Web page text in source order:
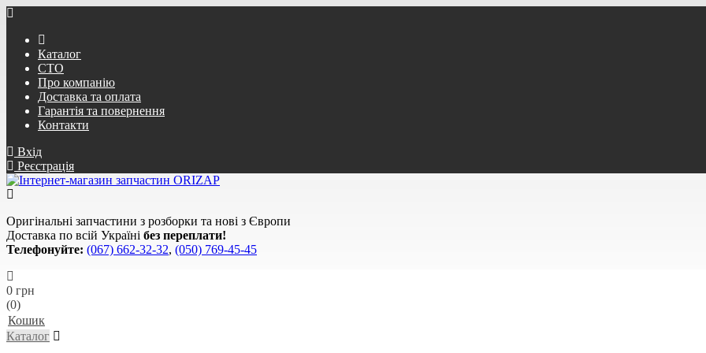
Каталог
СТО
Про компанію
Доставка та оплата
Гарантія та повернення
Контакти
Вхід
Реєстрація
Оригінальні запчастини з розборки та нові з Європи
Доставка по всій Україні без переплати!
Телефонуйте: (067) 662-32-32, (050) 769-45-45
0 грн
(0)
Кошик
Каталог